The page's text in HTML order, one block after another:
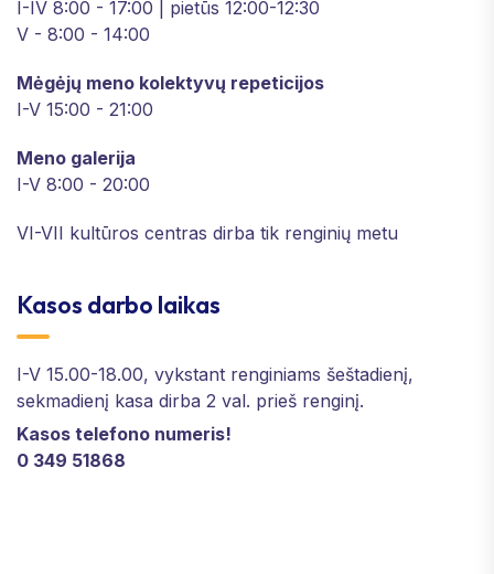
I-IV 8:00 - 17:00 | pietūs 12:00-12:30
V - 8:00 - 14:00
Mėgėjų meno kolektyvų repeticijos
I-V 15:00 - 21:00
Meno galerija
I-V 8:00 - 20:00
VI-VII kultūros centras dirba tik renginių metu
Kasos darbo laikas
I-V 15.00-18.00, vykstant renginiams šeštadienį,
sekmadienį kasa dirba 2 val. prieš renginį.
Kasos telefono numeris!
0 349 51868